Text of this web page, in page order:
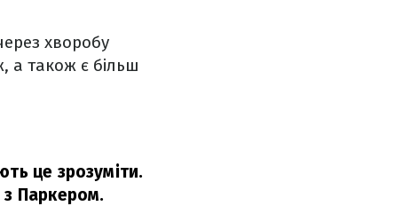
хворобу
а також є більш
це зрозуміти.
Паркером.